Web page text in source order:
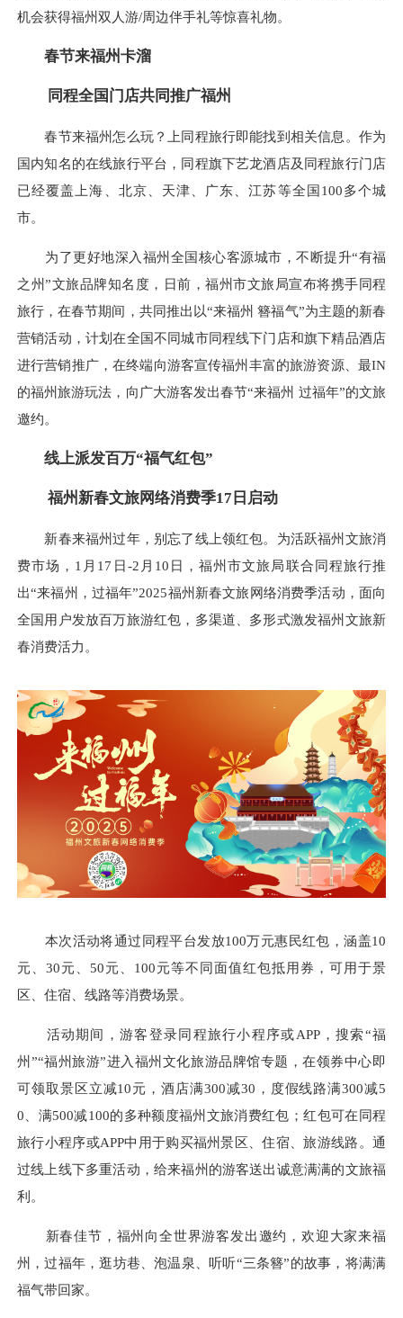
机会获得福州双人游/周边伴手礼等惊喜礼物。
春节来福州卡溜
同程全国门店共同推广福州
春节来福州怎么玩？上同程旅行即能找到相关信息。作为
国内知名的在线旅行平台，同程旗下艺龙酒店及同程旅行门店
已经覆盖上海、北京、天津、广东、江苏等全国100多个城
市。
为了更好地深入福州全国核心客源城市，不断提升“有福
之州”文旅品牌知名度，日前，福州市文旅局宣布将携手同程
旅行，在春节期间，共同推出以“来福州 簪福气”为主题的新春
营销活动，计划在全国不同城市同程线下门店和旗下精品酒店
进行营销推广，在终端向游客宣传福州丰富的旅游资源、最IN
的福州旅游玩法，向广大游客发出春节“来福州 过福年”的文旅
邀约。
线上派发百万“福气红包”
福州新春文旅网络消费季17日启动
新春来福州过年，别忘了线上领红包。为活跃福州文旅消
费市场，1月17日-2月10日，福州市文旅局联合同程旅行推
出“来福州，过福年”2025福州新春文旅网络消费季活动，面向
全国用户发放百万旅游红包，多渠道、多形式激发福州文旅新
春消费活力。
本次活动将通过同程平台发放100万元惠民红包，涵盖10
元、30元、50元、100元等不同面值红包抵用券，可用于景
区、住宿、线路等消费场景。
活动期间，游客登录同程旅行小程序或APP，搜索“福
州”“福州旅游”进入福州文化旅游品牌馆专题，在领券中心即
可领取景区立减10元，酒店满300减30，度假线路满300减5
0、满500减100的多种额度福州文旅消费红包；红包可在同程
旅行小程序或APP中用于购买福州景区、住宿、旅游线路。通
过线上线下多重活动，给来福州的游客送出诚意满满的文旅福
利。
新春佳节，福州向全世界游客发出邀约，欢迎大家来福
州，过福年，逛坊巷、泡温泉、听听“三条簪”的故事，将满满
福气带回家。